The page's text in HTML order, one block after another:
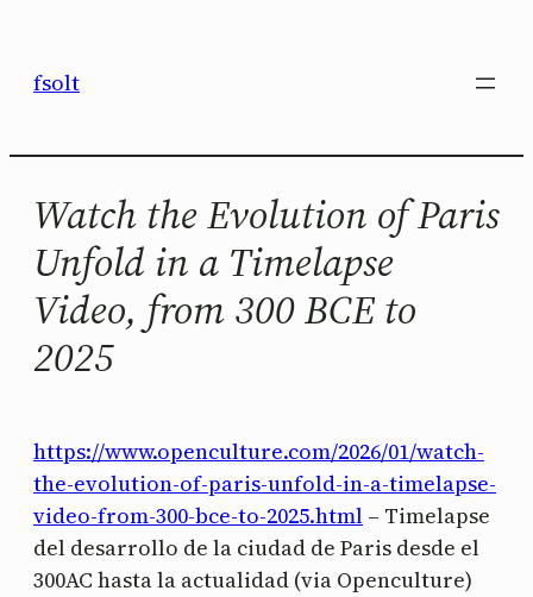
contenido
fsolt
Watch the Evolution of Paris
Unfold in a Timelapse
Video, from 300 BCE to
2025
https://www.openculture.com/2026/01/watch-
the-evolution-of-paris-unfold-in-a-timelapse-
video-from-300-bce-to-2025.html – Timelapse
del desarrollo de la ciudad de Paris desde el
300AC hasta la actualidad (via Openculture)